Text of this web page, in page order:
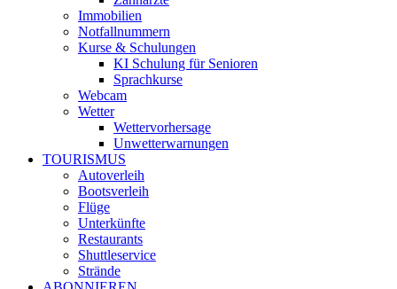
Immobilien
Notfallnummern
Kurse & Schulungen
KI Schulung für Senioren
Sprachkurse
Webcam
Wetter
Wettervorhersage
Unwetterwarnungen
TOURISMUS
Autoverleih
Bootsverleih
Flüge
Unterkünfte
Restaurants
Shuttleservice
Strände